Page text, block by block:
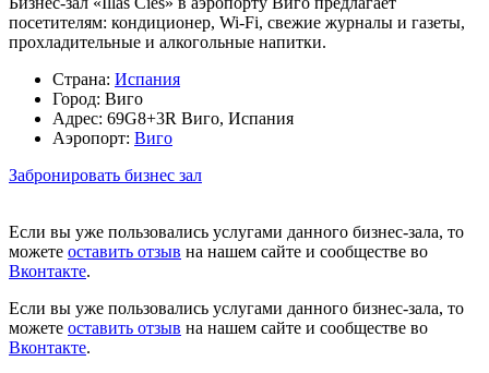
посетителям: кондиционер, Wi-Fi, свежие журналы и газеты,
прохладительные и алкогольные напитки.
Страна: Испания
Город: Виго
Адрес: 69G8+3R Виго, Испания
Аэропорт: Виго
Забронировать бизнес зал
Если вы уже пользовались услугами данного бизнес-зала, то
можете оставить отзыв на нашем сайте и сообществе во
Вконтакте.
Если вы уже пользовались услугами данного бизнес-зала, то
можете оставить отзыв на нашем сайте и сообществе во
Вконтакте.